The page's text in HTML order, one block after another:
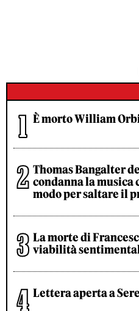
È morto William
Thomas Bangalter
condanna la musica
modo per saltare il
La morte di
viabilità
Lettera aperta a